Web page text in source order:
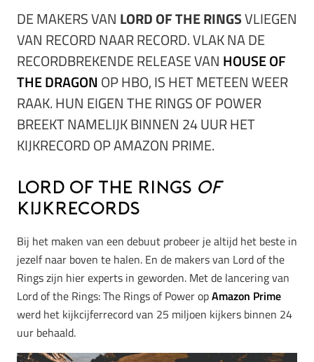
DE MAKERS VAN LORD OF THE RINGSVLIEGEN
VAN RECORD NAAR RECORD. VLAK NA DE
RECORDBREKENDE RELEASE VAN HOUSE OF
THE DRAGONOP HBO, IS HET METEEN WEER
RAAK. HUN EIGEN THE RINGS OF POWER
BREEKT NAMELIJK BINNEN 24 UUR HET
KIJKRECORD OP AMAZON PRIME.
Lord of the Rings of
kijkrecords
Bij het maken van een debuut probeer je altijd het beste in
jezelf naar boven te halen. En de makers van Lord of the
Rings zijn hier experts in geworden. Met de lancering van
Lord of the Rings: The Rings of Power opAmazon Prime
werd het kijkcijferrecord van 25 miljoen kijkers binnen 24
uur behaald.